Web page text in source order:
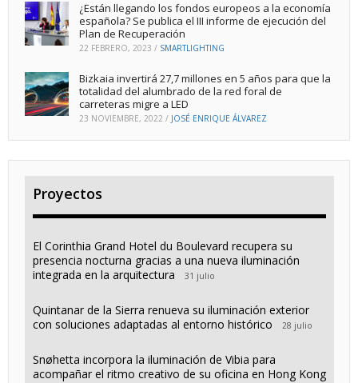
¿Están llegando los fondos europeos a la economía
española? Se publica el III informe de ejecución del
Plan de Recuperación
22 FEBRERO, 2023 / SMARTLIGHTING
Bizkaia invertirá 27,7 millones en 5 años para que la
totalidad del alumbrado de la red foral de
carreteras migre a LED
23 NOVIEMBRE, 2022 / JOSÉ ENRIQUE ÁLVAREZ
Proyectos
El Corinthia Grand Hotel du Boulevard recupera su
presencia nocturna gracias a una nueva iluminación
integrada en la arquitectura
31 julio
Quintanar de la Sierra renueva su iluminación exterior
con soluciones adaptadas al entorno histórico
28 julio
Snøhetta incorpora la iluminación de Vibia para
acompañar el ritmo creativo de su oficina en Hong Kong